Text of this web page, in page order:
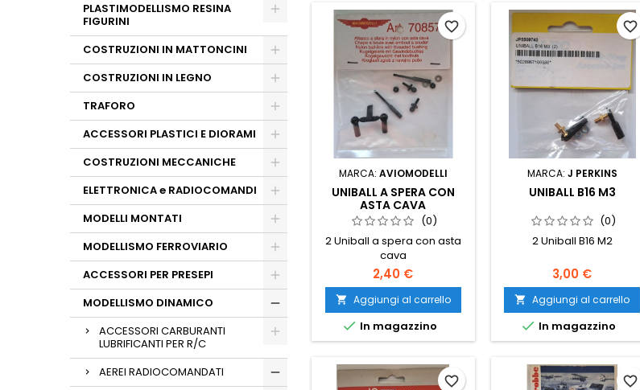
PLASTIMODELLISMO RESINA
FIGURINI
COSTRUZIONI IN MATTONCINI
COSTRUZIONI IN LEGNO
TRAFORO
ACCESSORI PLASTICI E DIORAMI
COSTRUZIONI MECCANICHE
ELETTRONICA e RADIOCOMANDI
MODELLI MONTATI
MODELLISMO FERROVIARIO
ACCESSORI PER PRESEPI
MODELLISMO DINAMICO
ACCESSORI CARBURANTI
LUBRIFICANTI PER R/C
AEREI RADIOCOMANDATI
MARCA: AVIOMODELLI
UNIBALL A SPERA CON
ASTA CAVA
(0)
2 Uniball a spera con asta
cava
2,40 €
 Aggiungi al carrello
 In magazzino
favorite_border
MARCA: J PERKINS
UNIBALL B16 M3
(0)
2 Uniball B16 M2
3,00 €
 Aggiungi al carrello
 In magazzino
favorite_border
favorite_border favorite_border